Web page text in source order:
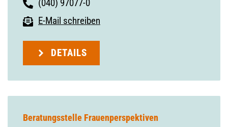
(040) 97077-0
E-Mail schreiben
DETAILS
Beratungsstelle Frauenperspektiven